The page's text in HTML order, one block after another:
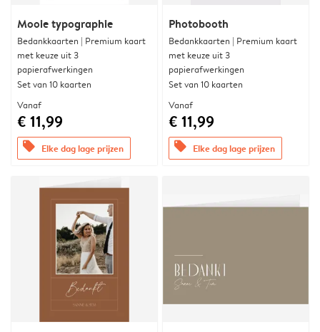
Mooie typographie
Bedankkaarten | Premium kaart
met keuze uit 3
papierafwerkingen
Set van 10 kaarten
Vanaf
€ 11,99
offers Elke dag lage prijzen
Photobooth
Bedankkaarten | Premium kaart
met keuze uit 3
papierafwerkingen
Set van 10 kaarten
Vanaf
€ 11,99
offers Elke dag lage prijzen